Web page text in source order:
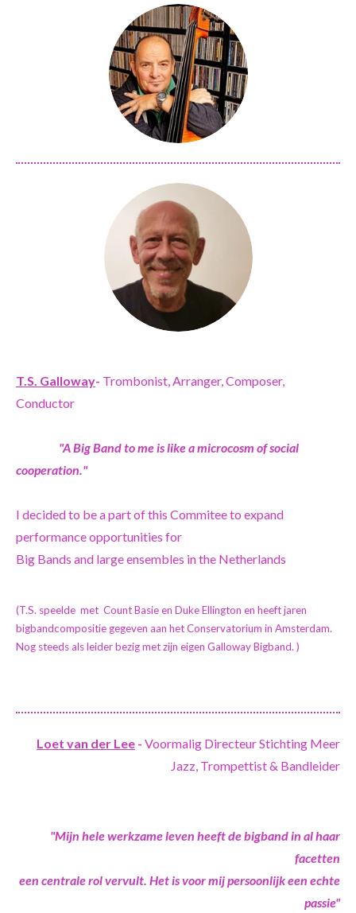
T.S. Galloway- Trombonist, Arranger, Composer,
Conductor
"A Big Band to me is like a microcosm of social
cooperation."
I decided to be a part of this Commitee to expand
performance opportunities for
Big Bands and large ensembles in the Netherlands
(T.S. speelde met Count Basie en Duke Ellington en heeft jaren
bigbandcompositie gegeven aan het Conservatorium in Amsterdam.
Nog steeds als leider bezig met zijn eigen Galloway Bigband. )
Loet van der Lee - Voormalig Directeur Stichting Meer
Jazz, Trompettist & Bandleider
"Mijn hele werkzame leven heeft de bigband in al haar
facetten
een centrale rol vervult. Het is voor mij persoonlijk een echte
passie"